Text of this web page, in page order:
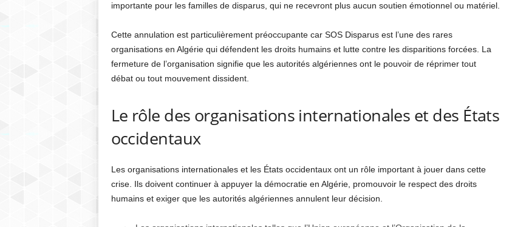
importante pour les familles de disparus, qui ne recevront plus aucun soutien émotionnel ou matériel.
Cette annulation est particulièrement préoccupante car SOS Disparus est l’une des rares
organisations en Algérie qui défendent les droits humains et lutte contre les disparitions forcées. La
fermeture de l’organisation signifie que les autorités algériennes ont le pouvoir de réprimer tout
débat ou tout mouvement dissident.
Le rôle des organisations internationales et des États
occidentaux
Les organisations internationales et les États occidentaux ont un rôle important à jouer dans cette
crise. Ils doivent continuer à appuyer la démocratie en Algérie, promouvoir le respect des droits
humains et exiger que les autorités algériennes annulent leur décision.